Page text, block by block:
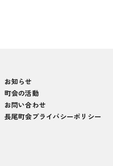
お知らせ
町会の活動
お問い合わせ
長尾町会プライバシーポリシー